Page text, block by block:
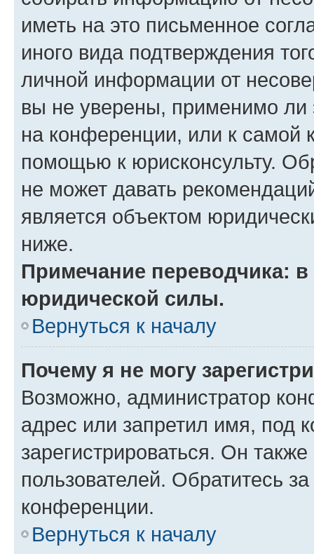
иметь на это письменное
иного вида подтверждения
личной информации от
вы не уверены, применимо ли
на конференции, или к самой
помощью к юрисконсульту.
не может давать
является объектом
ниже.
Примечание переводчика:
юридической силы.
Вернуться к началу
Почему я не могу
Возможно, администратор
адрес или запретил имя, под
зарегистрироваться. Он
пользователей. Обратитесь
конференции.
Вернуться к началу